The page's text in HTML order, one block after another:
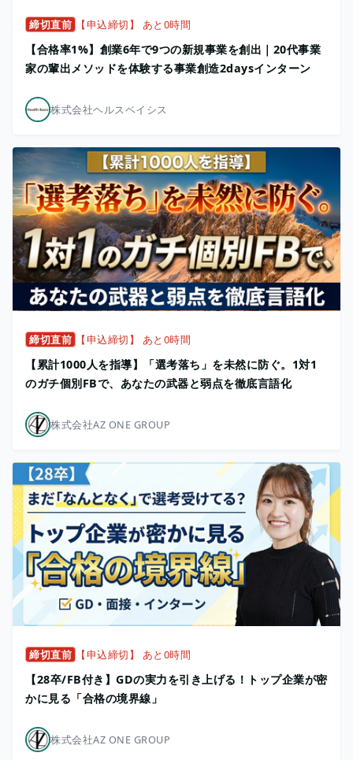
締切直前 【申込締切】 あと0時間
【合格率1%】創業6年で9つの新規事業を創出｜20代事業
家の輩出メソッドを体験する事業創造2daysインターン
株式会社ヘルスベイシス
締切直前 【申込締切】 あと0時間
【累計1000人を指導】「選考落ち」を未然に防ぐ。1対1
のガチ個別FBで、あなたの武器と弱点を徹底言語化
株式会社AZ ONE GROUP
締切直前 【申込締切】 あと0時間
【28卒/FB付き】GDの実力を引き上げる！トップ企業が密
かに見る「合格の境界線」
株式会社AZ ONE GROUP